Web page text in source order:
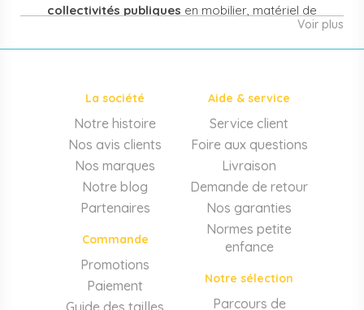
collectivités publiques en mobilier, matériel de
puériculture, jouets et équipement pour structures
d'accueil de la petite enfance. Notre offre couvre
cabinets infirmiers).
Mobilier et équipement de crèche
Lits crèche en bois, couchettes empilables, meubles à
langer sur mesure en résine antibactérienne, tables et
chaises adaptées aux 0-6 ans, banc-vestiaire, barrières de
séparation. Tout le matériel pour aménager une structure
conforme aux normes PMI.
Matériel de puériculture professionnel
Poussettes 3 et 4 places, transats, chaises hautes, sièges
auto, biberons et stérilisateurs, peèse-bébé, écoute-bébé,
Voir plus
La société
Notre histoire
Nos avis clients
Nos marques
Notre blog
Partenaires
Commande
Promotions
Paiement
Aide & service
Service client
Foire aux questions
Livraison
Demande de retour
Nos garanties
Normes petite
enfance
Notre sélection
Parcours de